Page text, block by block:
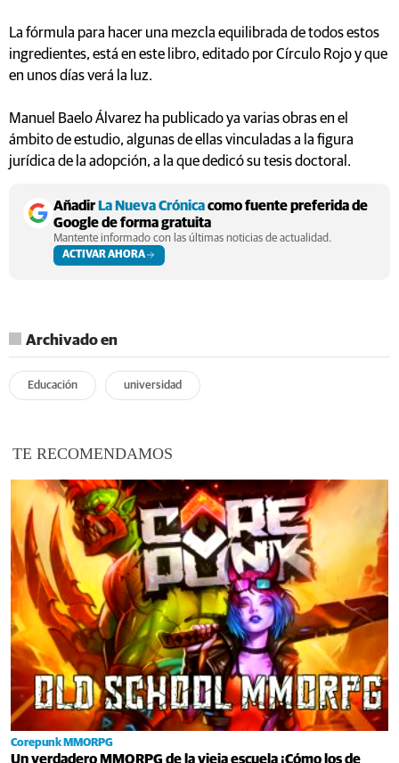
La fórmula para hacer una mezcla equilibrada de todos estos
ingredientes, está en este libro, editado por Círculo Rojo y que
en unos días verá la luz.
Manuel Baelo Álvarez ha publicado ya varias obras en el
ámbito de estudio, algunas de ellas vinculadas a la figura
jurídica de la adopción, a la que dedicó su tesis doctoral.
AñadirLa Nueva Crónicacomo fuente preferida de
Google de forma gratuita
Mantente informado con las últimas noticias de actualidad.
ACTIVAR AHORA
Archivado en
Educación universidad
TE RECOMENDAMOS
Corepunk MMORPG
Un verdadero MMORPG de la vieja escuela ¡Cómo los de